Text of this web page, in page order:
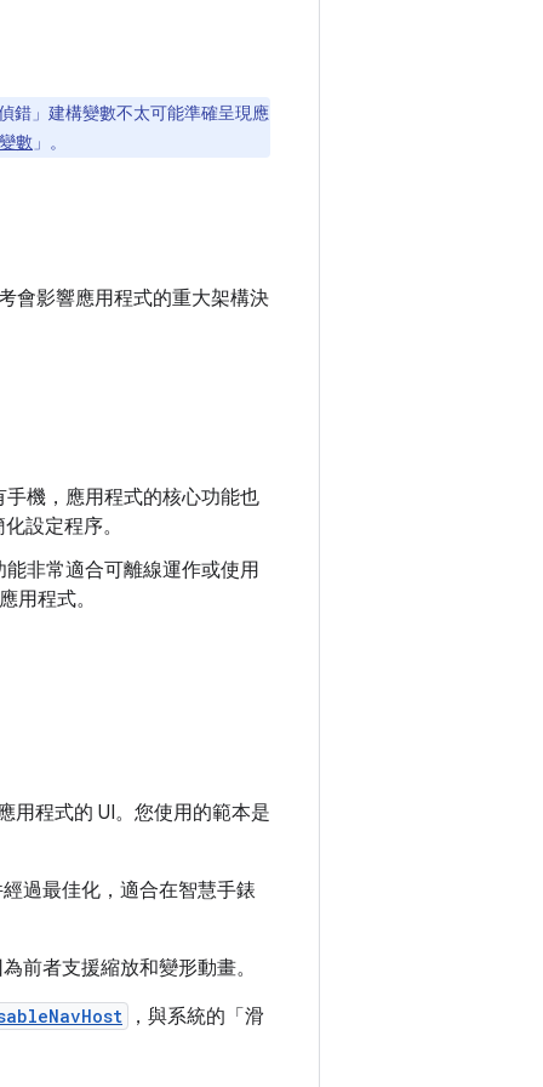
錯」建構變數不太可能準確呈現應
數 」。
會影響應用程式的重大架構決
機，應用程式的核心功能也
設定程序。
非常適合可離線運作或使用
用程式。
用程式的 UI。您使用的範本是
過最佳化，適合在智慧手錶
前者支援縮放和變形動畫。
，與系統的「滑